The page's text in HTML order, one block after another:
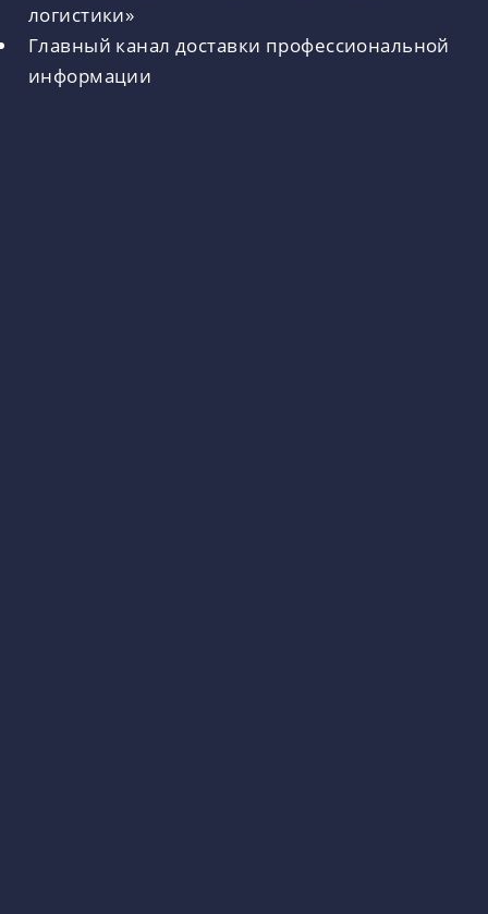
логистики»
Главный канал доставки профессиональной
информации